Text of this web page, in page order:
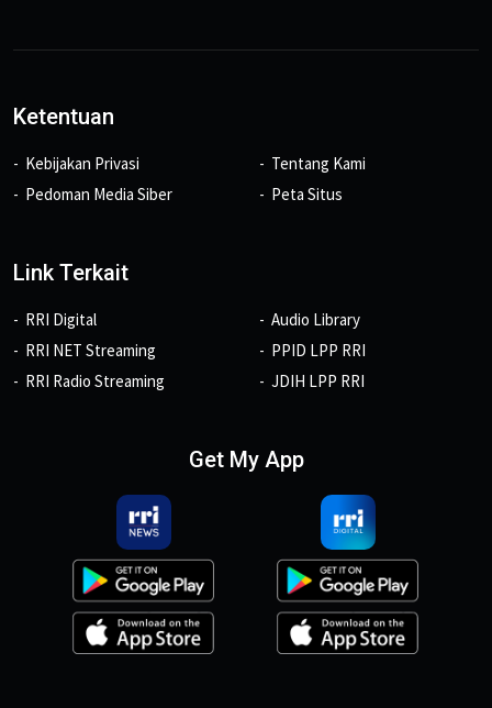
Ketentuan
Kebijakan Privasi
Pedoman Media Siber
Tentang Kami
Peta Situs
Link Terkait
RRI Digital
RRI NET Streaming
RRI Radio Streaming
Audio Library
PPID LPP RRI
JDIH LPP RRI
Get My App